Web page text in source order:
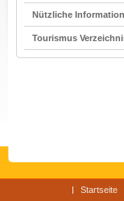
Nützliche
Tourismus
Startseite